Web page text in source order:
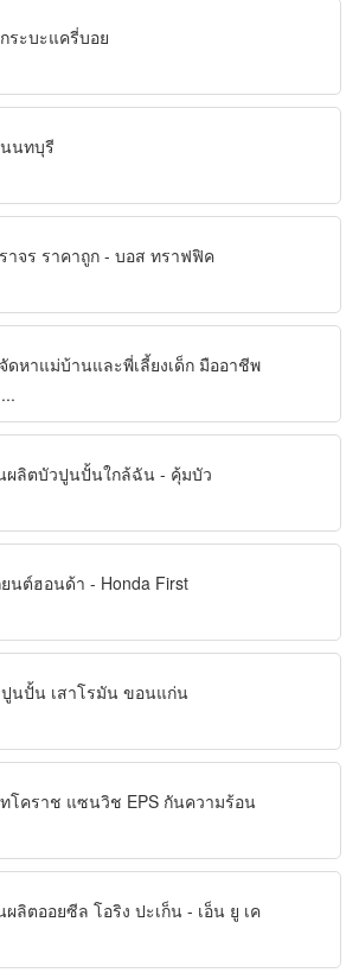
ระบะแครี่บอย
นทบุรี
าจร ราคาถูก - บอส ทราฟฟิค
ดหาแม่บ้านและพี่เลี้ยงเด็ก มืออาชีพ
ผลิตบัวปูนปั้นใกล้ฉัน - คุ้มบัว
นต์ฮอนด้า - Honda First
นปั้น เสาโรมัน ขอนแก่น
โคราช แซนวิช EPS กันความร้อน
ผลิตออยซีล โอริง ปะเก็น - เอ็น ยู เค